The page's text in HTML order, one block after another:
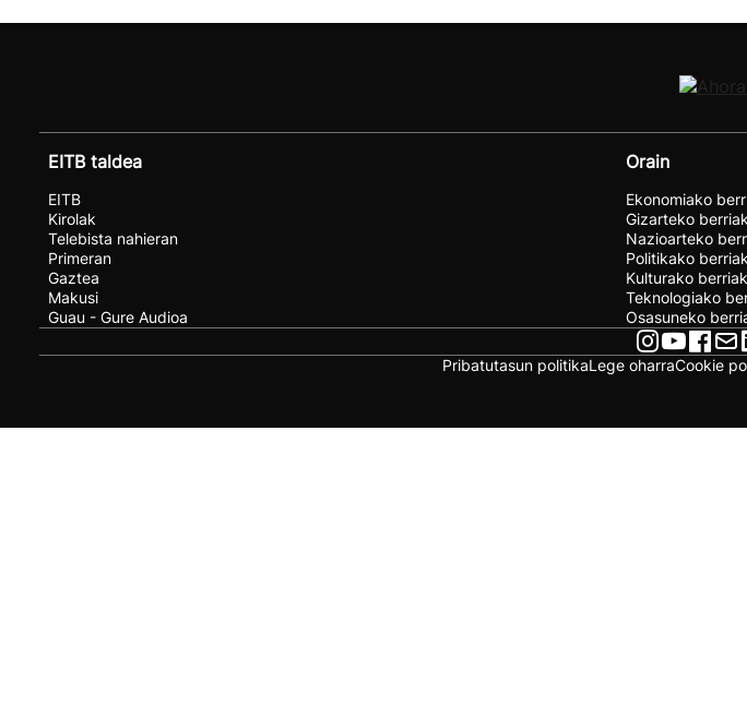
EITB taldea
EITB
Kirolak
Telebista nahieran
Primeran
Gaztea
Makusi
Guau - Gure Audioa
Orain
Ekonomiako
Gizarteko berriak
Nazioarteko
Politikako berriak
Kulturako berriak
Teknologiako
Osasuneko
Pribatutasun politikaLege oharraCookie